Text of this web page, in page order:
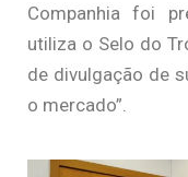
Companhia foi
utiliza o Selo do
de divulgação de
o mercado”.